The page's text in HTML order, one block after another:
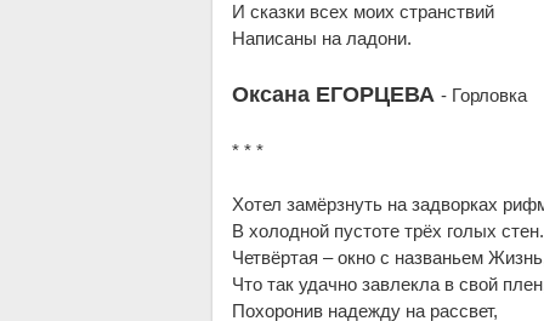
И сказки всех моих странствий
Написаны на ладони.
Оксана ЕГОРЦЕВА- Горловка
* * *
Хотел замёрзнуть на задворках
В холодной пустоте трёх голых стен.
Четвёртая – окно с названьем
Что так удачно завлекла в свой
Похоронив надежду на рассвет,